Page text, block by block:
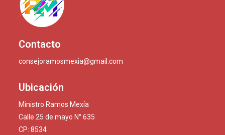
Contacto
consejoramosmexia@gmail.com
Ubicación
Ministro Ramos Mexía
Calle 25 de mayo N° 635
CP: 8534